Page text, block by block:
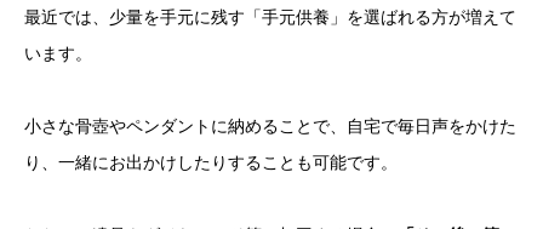
最近では、少量を手元に残す「手元供養」を選ばれる方が増えて
います。
小さな骨壺やペンダントに納めることで、自宅で毎日声をかけた
り、一緒にお出かけしたりすることも可能です。